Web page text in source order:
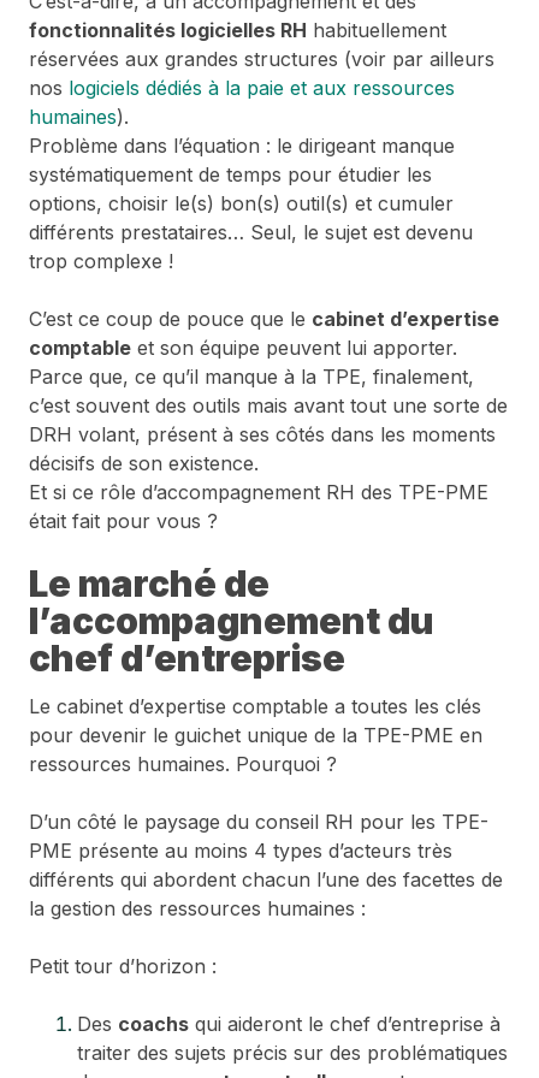
fonctionnalités logicielles RH habituellement
réservées aux grandes structures (voir par ailleurs
nos logiciels dédiés à la paie et aux ressources
humaines).
Problème dans l’équation : le dirigeant manque
systématiquement de temps pour étudier les
options, choisir le(s) bon(s) outil(s) et cumuler
différents prestataires… Seul, le sujet est devenu
trop complexe !
C’est ce coup de pouce que le cabinet d’expertise
comptable et son équipe peuvent lui apporter.
Parce que, ce qu’il manque à la TPE, finalement,
c’est souvent des outils mais avant tout une sorte de
DRH volant, présent à ses côtés dans les moments
décisifs de son existence.
Et si ce rôle d’accompagnement RH des TPE-PME
était fait pour vous ?
Le marché de
l’accompagnement du
chef d’entreprise
Le cabinet d’expertise comptable a toutes les clés
pour devenir le guichet unique de la TPE-PME en
ressources humaines. Pourquoi ?
D’un côté le paysage du conseil RH pour les TPE-
PME présente au moins 4 types d’acteurs très
différents qui abordent chacun l’une des facettes de
la gestion des ressources humaines :
Petit tour d’horizon :
Des coachs qui aideront le chef d’entreprise à
traiter des sujets précis sur des problématiques